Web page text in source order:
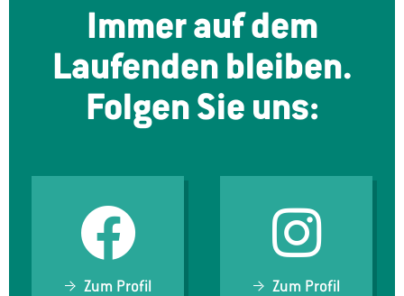
Immer auf dem
Laufenden bleiben.
Folgen Sie uns:
Zum Profil Zum Profil